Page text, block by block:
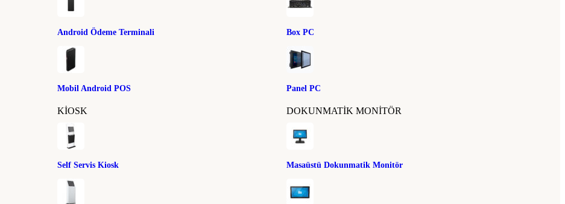
Self Servis Kiosk
KIOSK
Android Ödeme Terminali
Mobil Android POS
Masaüstü Dokunmatik Monitör
DOKUNMATIK MONITÖR
Box PC
Panel PC